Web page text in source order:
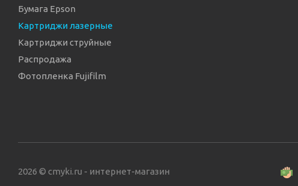
Бумага Epson
Картриджи лазерные
Картриджи струйные
Распродажа
Фотопленка Fujifilm
2026 © cmyki.ru - интернет-магазин